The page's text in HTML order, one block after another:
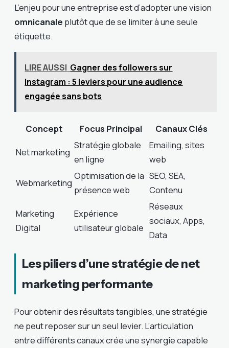
L’enjeu pour une entreprise est d’adopter une vision
omnicanale plutôt que de se limiter à une seule
étiquette.
LIRE AUSSI Gagner des followers sur
Instagram : 5 leviers pour une audience
engagée sans bots
Concept Focus Principal
Canaux Clés
Net marketing
Stratégie globale
en ligne
Emailing, sites
web
Webmarketing
Optimisation de la
présence web
SEO, SEA,
Contenu
Marketing
Digital
Expérience
utilisateur globale
Réseaux
sociaux, Apps,
Data
Les piliers d’une stratégie de net
marketing performante
Pour obtenir des résultats tangibles, une stratégie
ne peut reposer sur un seul levier. L’articulation
entre différents canaux crée une synergie capable